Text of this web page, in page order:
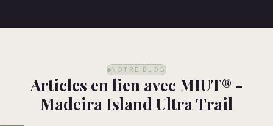
NOTRE BLOG
Articles en lien avec MIUT® -
Madeira Island Ultra Trail